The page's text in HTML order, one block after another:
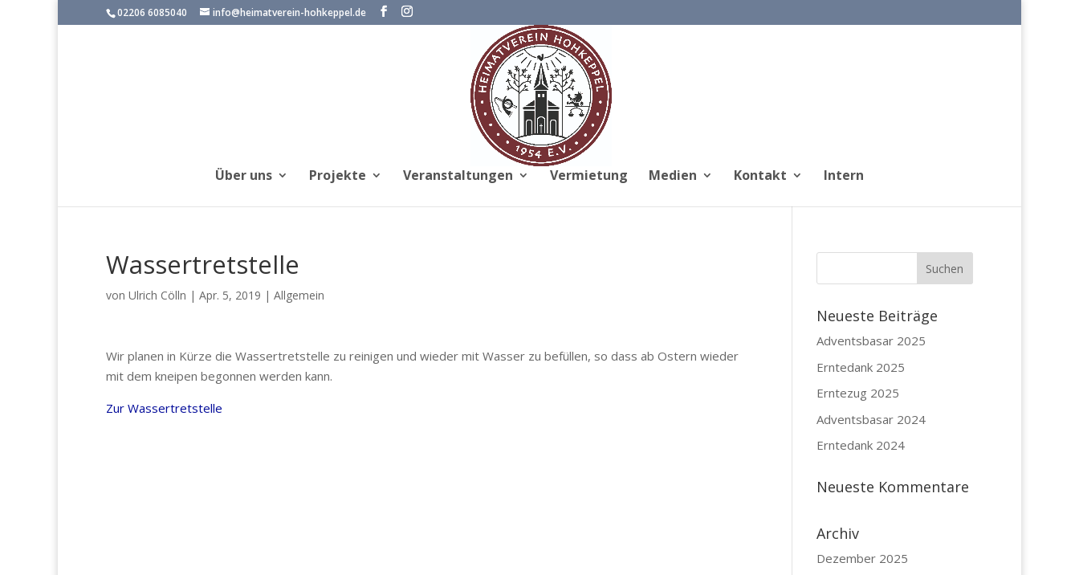
02206 6085040 info@heimatverein-hohkeppel.de
Über uns Projekte Veranstaltungen Vermietung Medien Kontakt Intern
Wassertretstelle
von Ulrich Cölln | Apr. 5, 2019 | Allgemein
Wir planen in Kürze die Wassertretstelle zu reinigen und wieder mit Wasser zu befüllen, so dass ab Ostern wieder
mit dem kneipen begonnen werden kann.
Zur Wassertretstelle
Neueste Beiträge
Adventsbasar 2025
Erntedank 2025
Erntezug 2025
Adventsbasar 2024
Erntedank 2024
Neueste Kommentare
Archiv
Dezember 2025